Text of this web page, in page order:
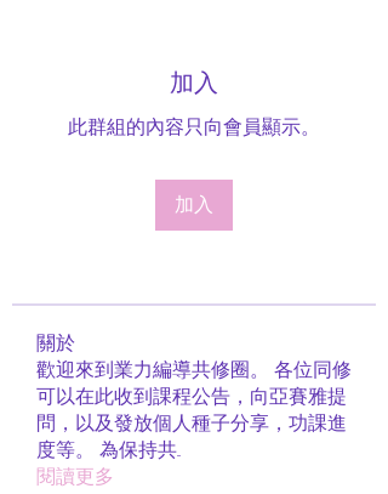
加入
此群組的內容只向會員顯示。
加入
關於
歡迎來到業力編導共修圈。 各位同修
可以在此收到課程公告，向亞賽雅提
問，以及發放個人種子分享，功課進
度等。 為保持共...
閱讀更多